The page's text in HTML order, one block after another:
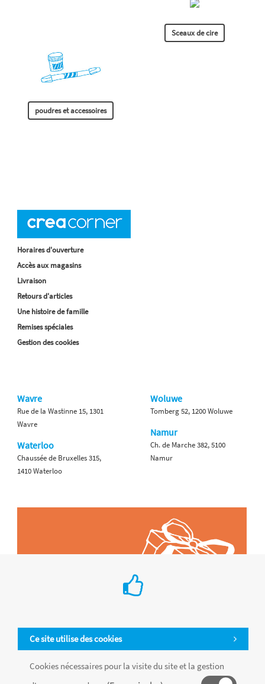
poudres et accessoires
Sceaux de cire
Ce site utilise des cookies
Cookies nécessaires pour la visite du site et la gestion
Horaires d'ouverture
Accès aux magasins
Livraison
Retours d'articles
Une histoire de famille
Remises spéciales
Gestion des cookies
Wavre
Rue de la Wastinne 15, 1301
Wavre
Waterloo
Chaussée de Bruxelles 315,
1410 Waterloo
Woluwe
Tomberg 52, 1200 Woluwe
Namur
Ch. de Marche 382, 5100
Namur